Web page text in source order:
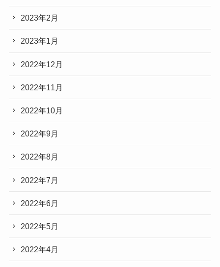
2023年2月
2023年1月
2022年12月
2022年11月
2022年10月
2022年9月
2022年8月
2022年7月
2022年6月
2022年5月
2022年4月